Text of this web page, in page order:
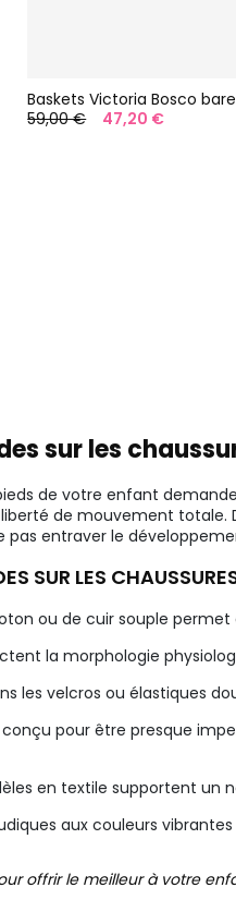
59,00 €
47,20 €
sur les
de votre enfant
de mouvement totale.
pas entraver le
SUR LES
ou de cuir souple
la morphologie
les velcros ou élastiques
pour être presque
en textile supportent un
aux couleurs
offrir le meilleur à votre